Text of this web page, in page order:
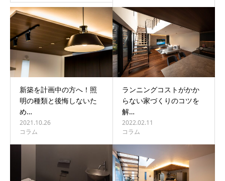
新築を計画中の方へ！照
明の種類と後悔しないた
め…
2021.10.26
コラム
ランニングコストがかか
らない家づくりのコツを
解…
2022.02.11
コラム